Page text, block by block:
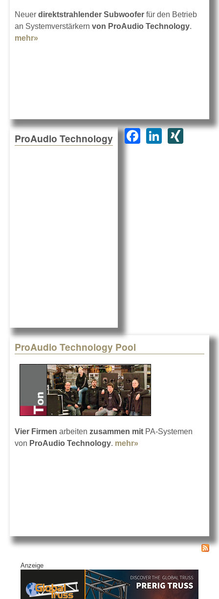
Neuer direktstrahlender Subwoofer für den Betrieb
an Systemverstärkern von ProAudio Technology.
mehr»
ProAudio Technology
ProAudio Technology Pool
Vier Firmen arbeiten zusammen mit PA-Systemen
von ProAudio Technology. mehr»
F
Li XI
Anzeige